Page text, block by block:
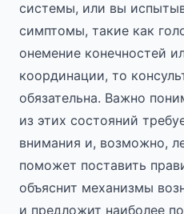
системы, или вы
симптомы, такие как
онемение конечностей
координации, то
обязательна. Важно
из этих состояний
внимания и, возможно,
поможет поставить
объяснит механизмы
и предложит наиболее